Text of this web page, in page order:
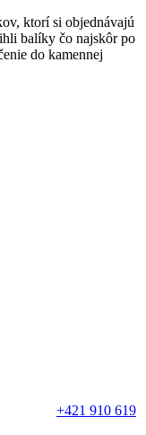
ktorí si objednávajú
balíky čo najskôr po
do kamennej
+421 910 619